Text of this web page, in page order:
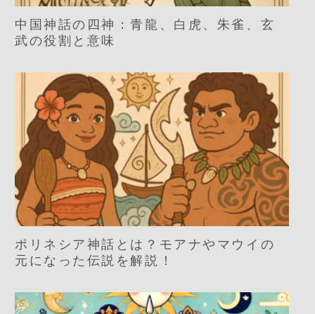
中国神話の四神：青龍、白虎、朱雀、玄
武の役割と意味
ポリネシア神話とは？モアナやマウイの
元になった伝説を解説！